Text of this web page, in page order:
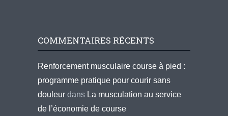
COMMENTAIRES RÉCENTS
Renforcement musculaire course à pied :
programme pratique pour courir sans
douleur dans La musculation au service
de l’économie de course